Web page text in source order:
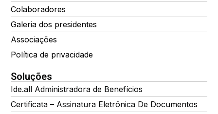
Colaboradores
Galeria dos presidentes
Associações
Política de privacidade
Soluções
Ide.all Administradora de Benefícios
Certificata – Assinatura Eletrônica De Documentos